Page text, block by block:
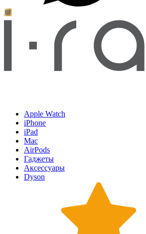
Apple Watch
iPhone
iPad
Mac
AirPods
Гаджеты
Аксессуары
Dyson